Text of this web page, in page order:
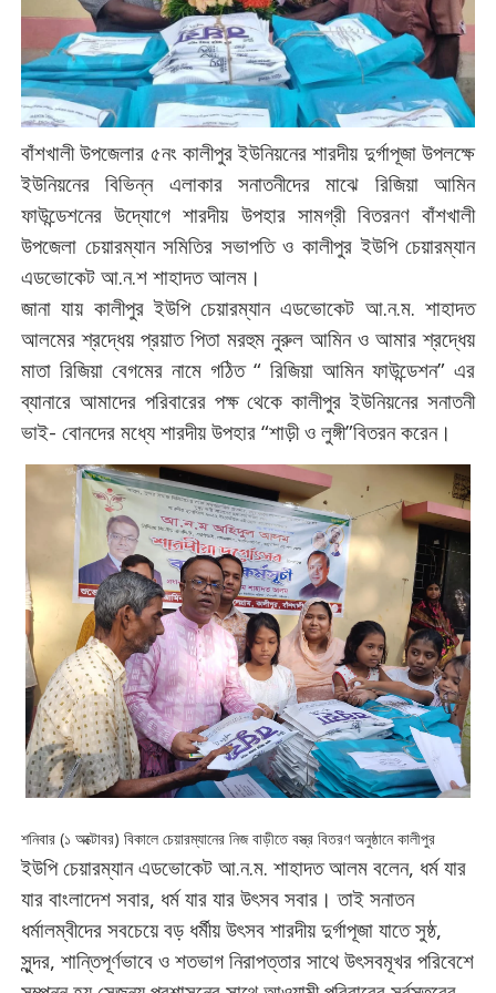
বাঁশখালী উপজেলার ৫নং কালীপুর ইউনিয়নের শারদীয় দুর্গাপূজা উপলক্ষে
ইউনিয়নের বিভিন্ন এলাকার সনাতনীদের মাঝে রিজিয়া আমিন
ফাউন্ডেশনের উদ্যোগে শারদীয় উপহার সামগ্রী বিতরনণ বাঁশখালী
উপজেলা চেয়ারম্যান সমিতির সভাপতি ও কালীপুর ইউপি চেয়ারম্যান
এডভোকেট আ.ন.শ শাহাদত আলম।
জানা যায় কালীপুর ইউপি চেয়ারম্যান এডভোকেট আ.ন.ম.শাহাদত
আলমের শ্রদ্ধেয় প্রয়াত পিতা মরহুম নুরুল আমিন ও আমার শ্রদ্ধেয়
মাতা রিজিয়া বেগমের নামে গঠিত“রিজিয়া আমিন ফাউন্ডেশন”এর
ব্যানারে আমাদের পরিবারের পক্ষ থেকে কালীপুর ইউনিয়নের সনাতনী
ভাই- বোনদের মধ্যে শারদীয় উপহার“শাড়ী ও লুঙ্গী”বিতরন করেন।
শনিবার (১ অক্টোবর) বিকালে চেয়ারম্যানের নিজ বাড়ীতে বস্ত্র বিতরণ অনুষ্ঠানে কালীপুর
ইউপি চেয়ারম্যান এডভোকেট আ.ন.ম. শাহাদত আলম বলেন, ধর্ম যার
যার বাংলাদেশ সবার, ধর্ম যার যার উৎসব সবার। তাই সনাতন
ধর্মালম্বীদের সবচেয়ে বড় ধর্মীয় উৎসব শারদীয় দুর্গাপূজা যাতে সুষ্ঠ,
সুন্দর, শান্তিপূর্ণভাবে ও শতভাগ নিরাপত্তার সাথে উৎসবমূখর পরিবেশে